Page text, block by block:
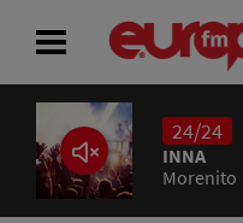
24/24
INNA
Morenito
ACASĂ
ȘTIRI